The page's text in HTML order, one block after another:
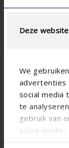
Deze
We
advertenties
social media
te
gebruik van
social
Technical
Height (mm)